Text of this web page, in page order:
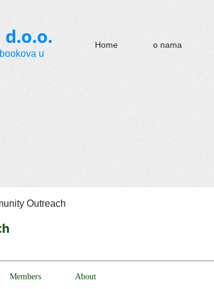
u
Home o nama
Outreach
Members About